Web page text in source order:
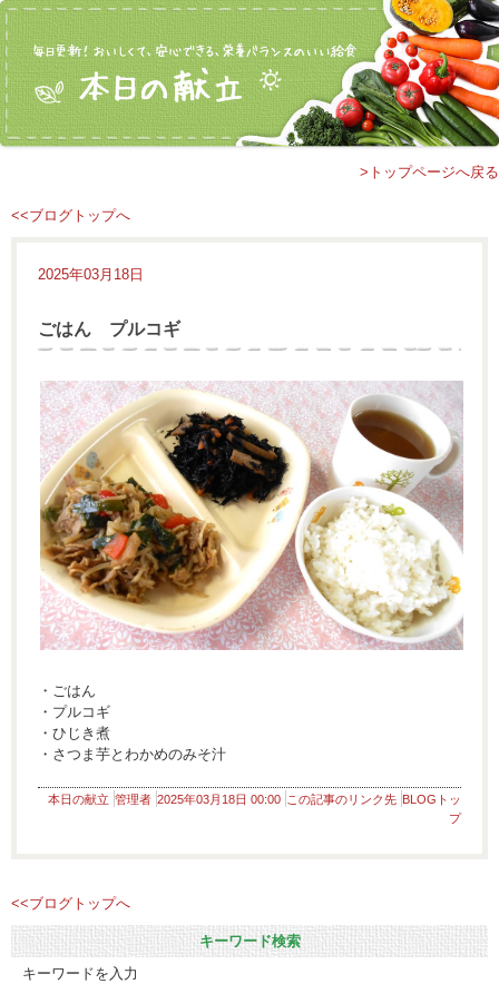
>トップページへ戻る
<<ブログトップへ
2025年03月18日
ごはん プルコギ
・ごはん
・プルコギ
・ひじき煮
・さつま芋とわかめのみそ汁
本日の献立 管理者 2025年03月18日 00:00 この記事のリンク先 BLOGトッ
プ
<<ブログトップへ
キーワード検索
キーワードを入力